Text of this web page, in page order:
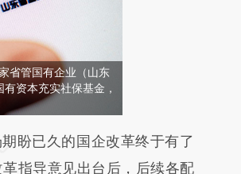
省管国有企业（山东
资本充实社保基金，
头增加这段话：本文由第三方
财新文章
盼已久的国企改革终于有了
指导意见出台后，后续各配